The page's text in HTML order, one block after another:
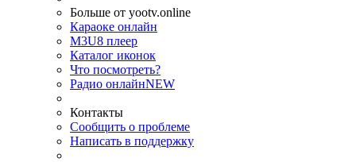
Больше от yootv.online
Караоке онлайн
M3U8 плеер
Каталог иконок
Что посмотреть?
Радио онлайнNEW
Контакты
Сообщить о проблеме
Написать в поддержку